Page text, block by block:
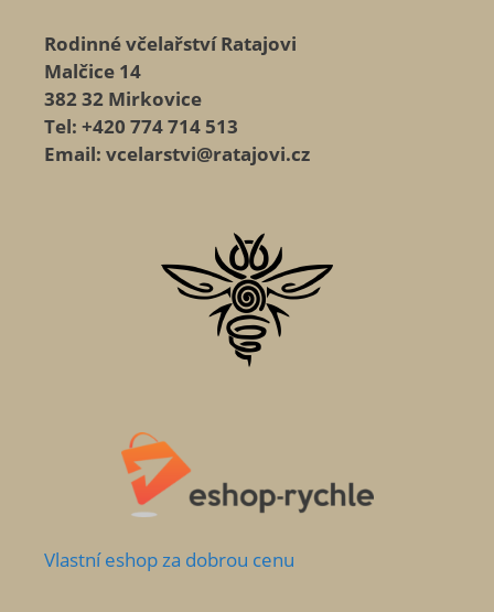
Rodinné včelařství Ratajovi
Malčice 14
382 32 Mirkovice
Tel: +420 774 714 513
Email: vcelarstvi@ratajovi.cz
Vlastníeshop za dobrou cenu